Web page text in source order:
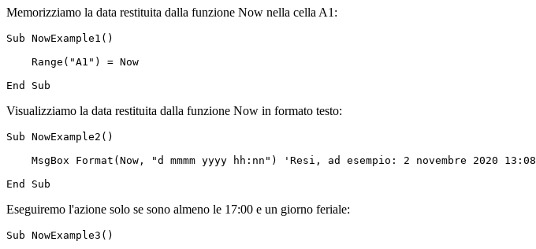
Memorizziamo la data restituita dalla funzione Now nella cella A1:
Sub NowExample1()
    Range("A1") = Now
Visualizziamo la data restituita dalla funzione Now in formato testo:
Sub NowExample2()
    MsgBox Format(Now, "d mmmm yyyy hh:nn") 'Resi, ad esempio: 2 novembre 2020 13:08
Eseguiremo l'azione solo se sono almeno le 17:00 e un giorno feriale:
Sub NowExample3()